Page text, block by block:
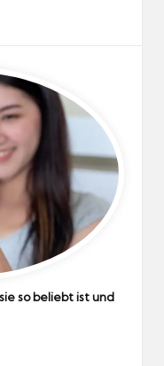
so beliebt ist und